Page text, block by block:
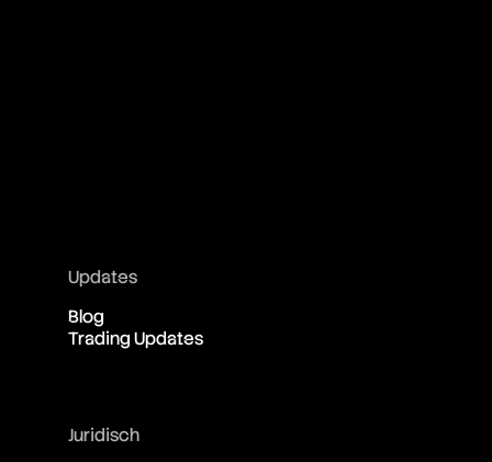
Updates
Blog
Trading Updates
Juridisch